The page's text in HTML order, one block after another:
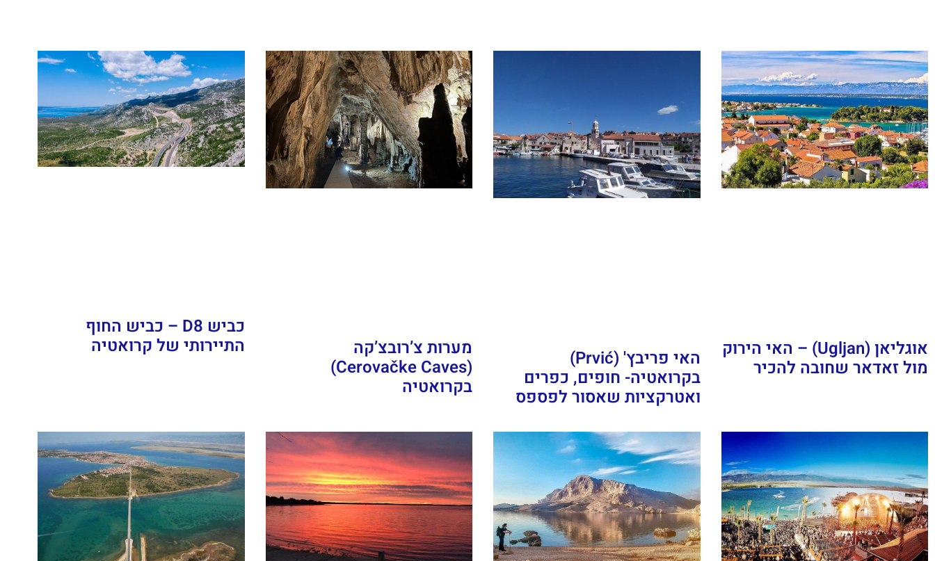
אוגליאן (Ugljan) – האי הירוק
מול זאדאר שחובה להכיר
האי פריבץ' (Prvić)
בקרואטיה- חופים, כפרים
ואטרקציות שאסור לפספס
מערות צ’רובצ’קה
(Cerovačke Caves)
בקרואטיה
כביש D8 – כביש החוף
התיירותי של קרואטיה